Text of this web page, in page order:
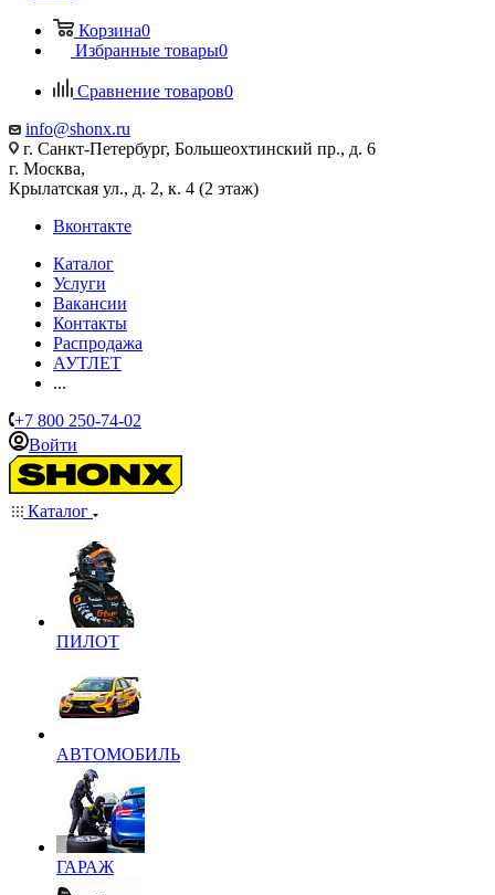
Корзина0
Избранные товары0
Сравнение товаров0
info@shonx.ru
г. Санкт-Петербург, Большеохтинский пр., д. 6
г. Москва,
Крылатская ул., д. 2, к. 4 (2 этаж)
Вконтакте
Каталог
Услуги
Вакансии
Контакты
Распродажа
АУТЛЕТ
...
+7 800 250-74-02
Войти
Каталог
ПИЛОТ
АВТОМОБИЛЬ
ГАРАЖ